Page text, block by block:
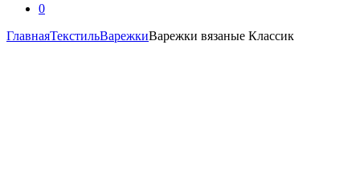
0
ГлавнаяТекстильВарежкиВарежки вязаные Классик